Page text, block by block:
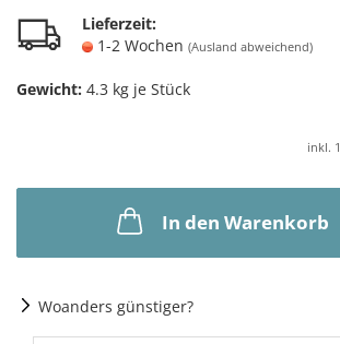
Lieferzeit:
1-2 Wochen (Ausland abweichend)
Gewicht: 4.3 kg je Stück
inkl.
In den Warenkorb
Woanders günstiger?